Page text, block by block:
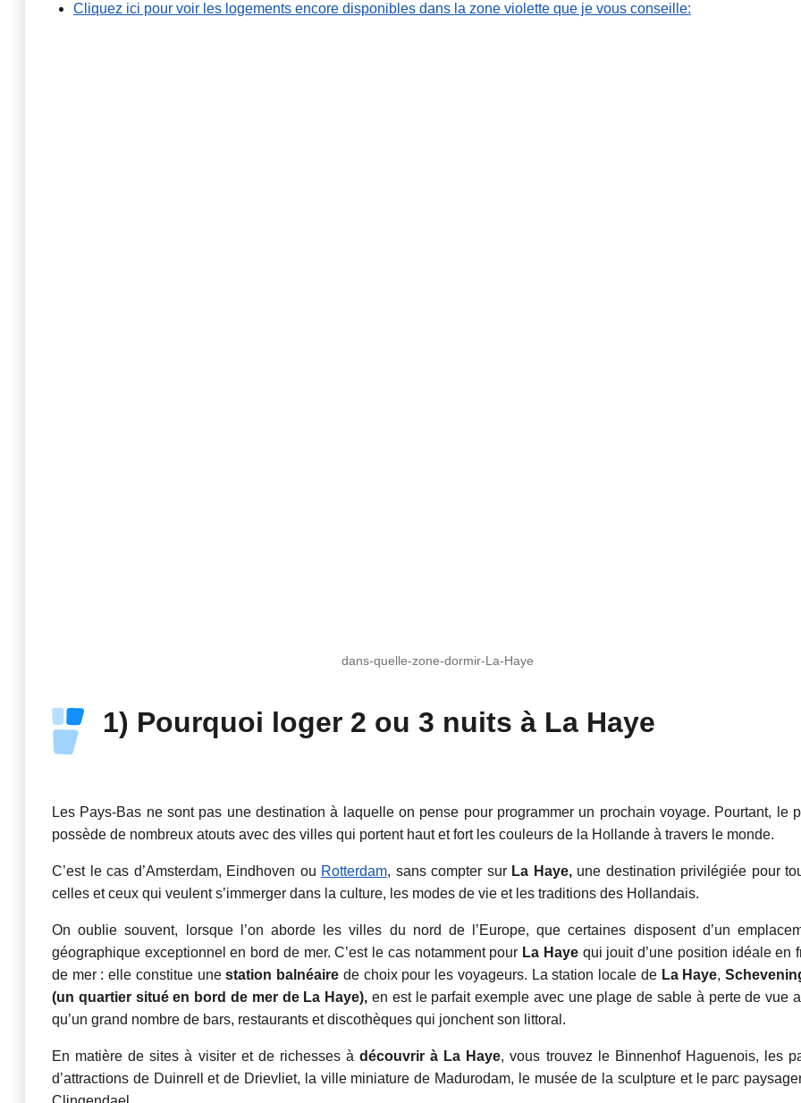
Cliquez ici pour voir les logements encore disponibles dans la zone violette que je vous conseille:
dans-quelle-zone-dormir-La-Haye
1) Pourquoi loger 2 ou 3 nuits à La Haye
Les Pays-Bas ne sont pas une destination à laquelle on pense pour programmer un prochain voyage. Pourtant, le
possède de nombreux atouts avec des villes qui portent haut et fort les couleurs de la Hollande à travers le monde.
C’est le cas d’Amsterdam, Eindhoven ou Rotterdam, sans compter sur La Haye,une destination privilégiée pour
celles et ceux qui veulent s’immerger dans la culture, les modes de vie et les traditions des Hollandais.
On oublie souvent, lorsque l’on aborde les villes du nord de l’Europe, que certaines disposent d’un
géographique exceptionnel en bord de mer. C’est le cas notamment pour La Haye qui jouit d’une position idéale en
de mer : elle constitue unestation balnéaire de choix pour les voyageurs. La station locale de La Haye,
(un quartier situé en bord de mer de La Haye), en est le parfait exemple avec une plage de sable à perte de vue
qu’un grand nombre de bars, restaurants et discothèques qui jonchent son littoral.
En matière de sites à visiter et de richesses à découvrir à La Haye, vous trouvez le Binnenhof Haguenois, les
d’attractions de Duinrell et de Drievliet, la ville miniature de Madurodam, le musée de la sculpture et le parc